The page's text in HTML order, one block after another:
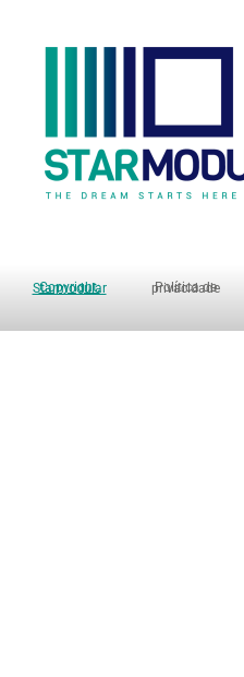
Copyright: Starmodular Política de privacidade